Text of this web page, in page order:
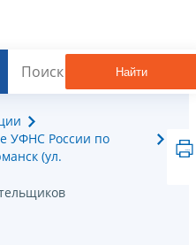
Найти
УФНС России по
(ул.